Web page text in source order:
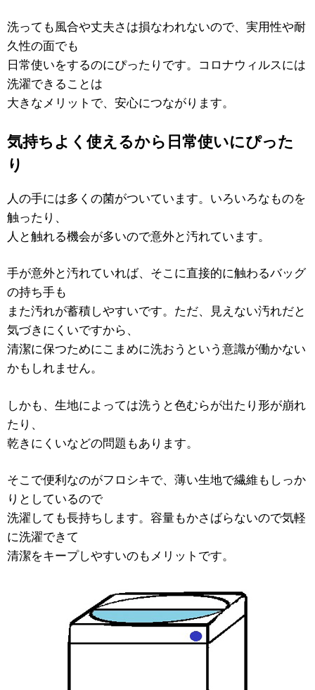
洗っても風合や丈夫さは損なわれないので、実用性や耐
久性の面でも
日常使いをするのにぴったりです。コロナウィルスには
洗濯できることは
大きなメリットで、安心につながります。
気持ちよく使えるから日常使いにぴった
り
人の手には多くの菌がついています。いろいろなものを
触ったり、
人と触れる機会が多いので意外と汚れています。
手が意外と汚れていれば、そこに直接的に触わるバッグ
の持ち手も
また汚れが蓄積しやすいです。ただ、見えない汚れだと
気づきにくいですから、
清潔に保つためにこまめに洗おうという意識が働かない
かもしれません。
しかも、生地によっては洗うと色むらが出たり形が崩れ
たり、
乾きにくいなどの問題もあります。
そこで便利なのがフロシキで、薄い生地で繊維もしっか
りとしているので
洗濯しても長持ちします。容量もかさばらないので気軽
に洗濯できて
清潔をキープしやすいのもメリットです。